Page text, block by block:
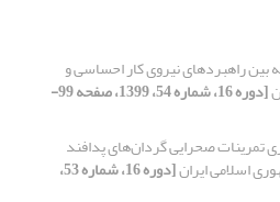
بین راهبردهای نیروی کار احساسی و
[دوره 16، شماره 54، 1399، صفحه 99-
تمرینات صحرایی گردان‌های پدافند
اسلامی ایران [دوره 16، شماره 53،